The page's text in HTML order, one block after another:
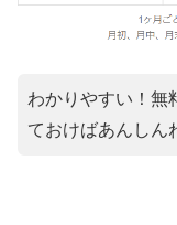
わかりやすい！無
ておけばあんしん